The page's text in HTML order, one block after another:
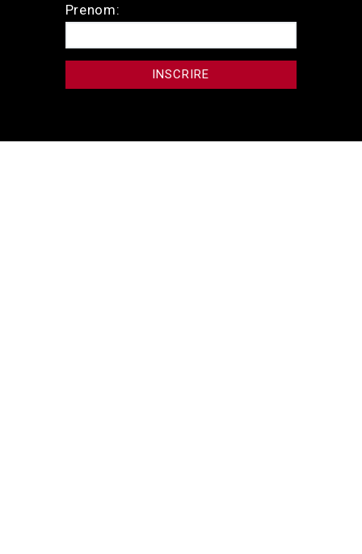
Prenom: